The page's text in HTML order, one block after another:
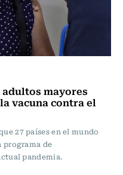
adultos mayores
vacuna contra el
27 países en el mundo
de
pandemia.